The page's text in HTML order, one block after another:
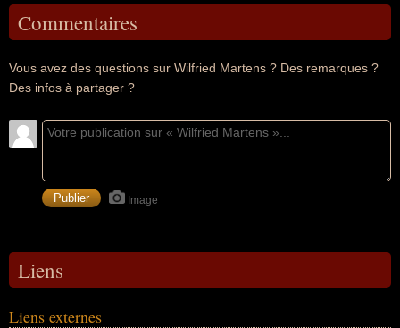
Commentaires
Vous avez des questions sur Wilfried Martens ? Des remarques ?
Des infos à partager ?
Image
Liens
Liens externes